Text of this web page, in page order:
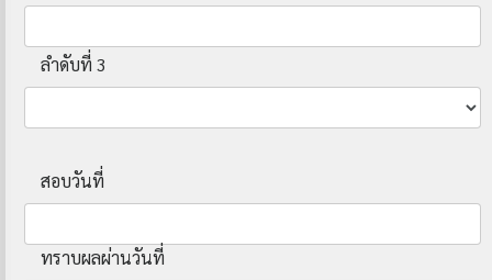
ลำดับที่ 3
สอบวันที่
ทราบผลผ่านวันที่